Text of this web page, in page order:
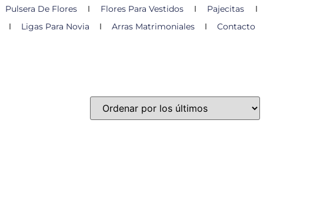
Pulsera De Flores Flores Para Vestidos
Pajecitas
Ligas Para Novia Arras Matrimoniales Contacto